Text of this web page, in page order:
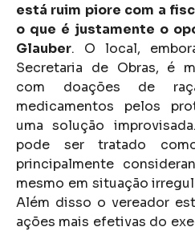
está ruim piore com a
o que é justamente o
Glauber. O local,
Secretaria de Obras, é
com doações de
medicamentos pelos
uma solução
pode ser tratado
principalmente
mesmo em situação
Além disso o vereador
ações mais efetivas do